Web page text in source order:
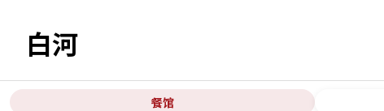
白河
餐馆